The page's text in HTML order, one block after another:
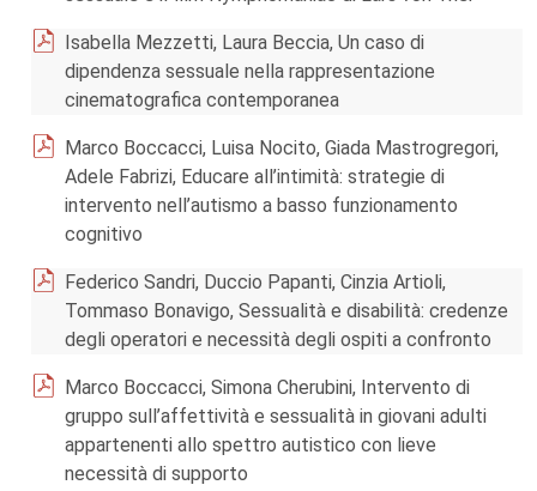
Isabella Mezzetti, Laura Beccia, Un caso di
dipendenza sessuale nella rappresentazione
cinematografica contemporanea
Marco Boccacci, Luisa Nocito, Giada Mastrogregori,
Adele Fabrizi, Educare all’intimità: strategie di
intervento nell’autismo a basso funzionamento
cognitivo
Federico Sandri, Duccio Papanti, Cinzia Artioli,
Tommaso Bonavigo, Sessualità e disabilità: credenze
degli operatori e necessità degli ospiti a confronto
Marco Boccacci, Simona Cherubini, Intervento di
gruppo sull’affettività e sessualità in giovani adulti
appartenenti allo spettro autistico con lieve
necessità di supporto